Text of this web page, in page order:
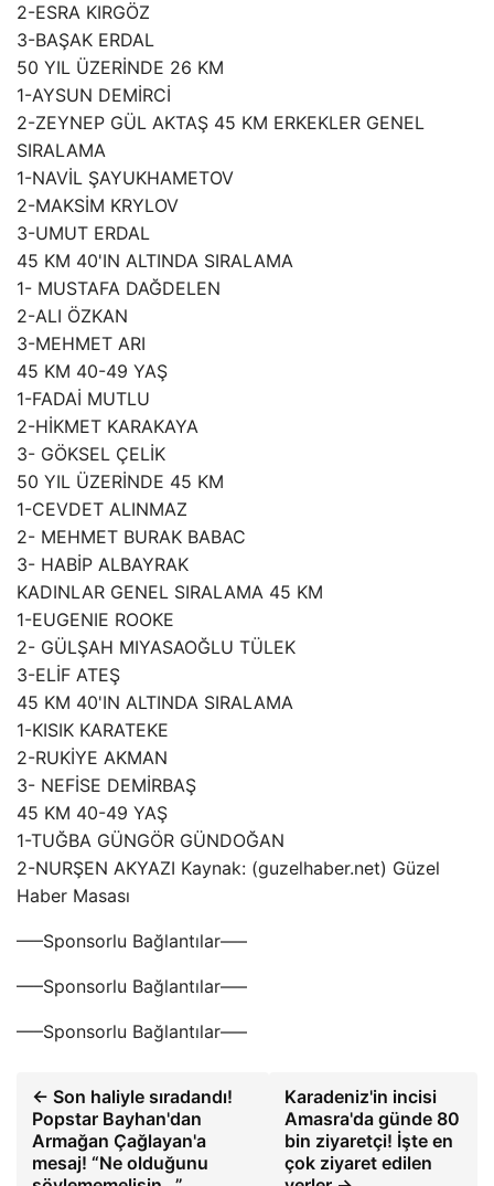
2-ESRA KIRGÖZ
3-BAŞAK ERDAL
50 YIL ÜZERİNDE 26 KM
1-AYSUN DEMİRCİ
2-ZEYNEP GÜL AKTAŞ 45 KM ERKEKLER GENEL
SIRALAMA
1-NAVİL ŞAYUKHAMETOV
2-MAKSİM KRYLOV
3-UMUT ERDAL
45 KM 40'IN ALTINDA SIRALAMA
1- MUSTAFA DAĞDELEN
2-ALI ÖZKAN
3-MEHMET ARI
45 KM 40-49 YAŞ
1-FADAİ MUTLU
2-HİKMET KARAKAYA
3- GÖKSEL ÇELİK
50 YIL ÜZERİNDE 45 KM
1-CEVDET ALINMAZ
2- MEHMET BURAK BABAC
3- HABİP ALBAYRAK
KADINLAR GENEL SIRALAMA 45 KM
1-EUGENIE ROOKE
2- GÜLŞAH MIYASAOĞLU TÜLEK
3-ELİF ATEŞ
45 KM 40'IN ALTINDA SIRALAMA
1-KISIK KARATEKE
2-RUKİYE AKMAN
3- NEFİSE DEMİRBAŞ
45 KM 40-49 YAŞ
1-TUĞBA GÜNGÖR GÜNDOĞAN
2-NURŞEN AKYAZI Kaynak: (guzelhaber.net) Güzel
Haber Masası
—–Sponsorlu Bağlantılar—–
—–Sponsorlu Bağlantılar—–
—–Sponsorlu Bağlantılar—–
← Son haliyle sıradandı!
Popstar Bayhan'dan
Armağan Çağlayan'a
mesaj! “Ne olduğunu
Karadeniz'in incisi
Amasra'da günde 80
bin ziyaretçi! İşte en
çok ziyaret edilen